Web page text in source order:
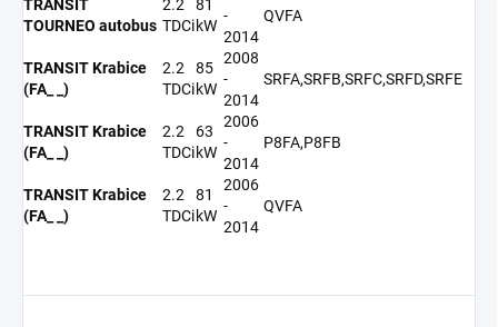
TRANSIT
TOURNEO autobus
2.2
TDCi
81
kW
-
2014
QVFA
TRANSIT Krabice
(FA_ _)
2.2
TDCi
85
kW
2008
-
2014
SRFA,SRFB,SRFC,SRFD,SRFE
TRANSIT Krabice
(FA_ _)
2.2
TDCi
63
kW
2006
-
2014
P8FA,P8FB
TRANSIT Krabice
(FA_ _)
2.2
TDCi
81
kW
2006
-
2014
QVFA